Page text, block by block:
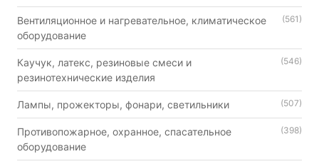
Вентиляционное и нагревательное, климатическое
оборудование
(561)
Каучук, латекс, резиновые смеси и
резинотехнические изделия
(546)
Лампы, прожекторы, фонари, светильники (507)
Противопожарное, охранное, спасательное
оборудование
(398)